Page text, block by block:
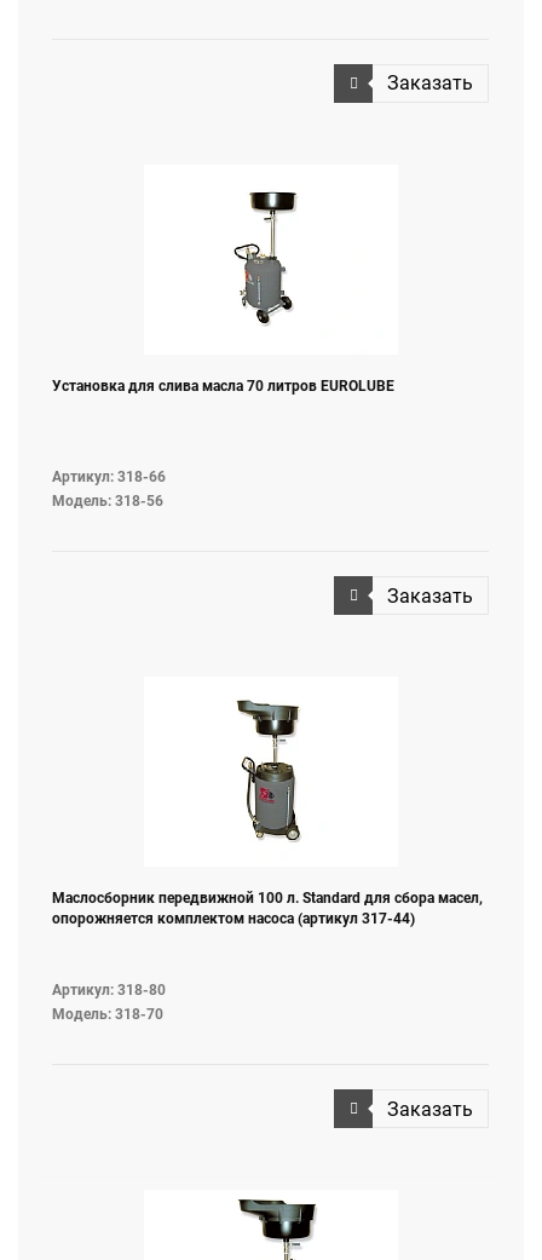
Заказать
Установка для слива масла 70 литров EUROLUBE
Артикул: 318-66
Модель: 318-56
Заказать
Маслосборник передвижной 100 л. Standard для сбора масел,
опорожняется комплектом насоса (артикул 317-44)
Артикул: 318-80
Модель: 318-70
Заказать